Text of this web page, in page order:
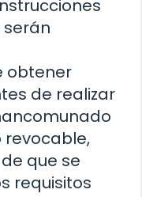
obtener
de realizar
que se
requisitos